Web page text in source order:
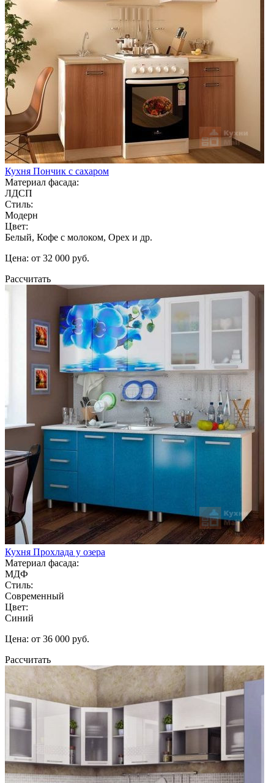
Кухня Пончик с сахаром
Материал фасада:
ЛДСП
Стиль:
Модерн
Цвет:
Белый, Кофе с молоком, Орех и др.
Цена: от 32 000 руб.
Рассчитать
Кухня Прохлада у озера
Материал фасада:
МДФ
Стиль:
Современный
Цвет:
Синий
Цена: от 36 000 руб.
Рассчитать